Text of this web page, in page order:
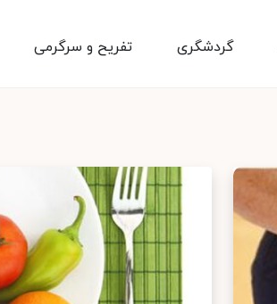
تفریح و سرگرمی گردشگری